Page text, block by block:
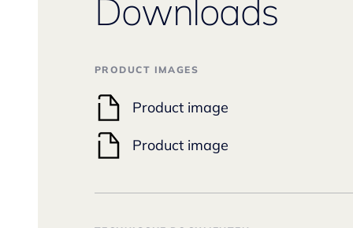
Downloads
PRODUCT IMAGES
Product image
Product image